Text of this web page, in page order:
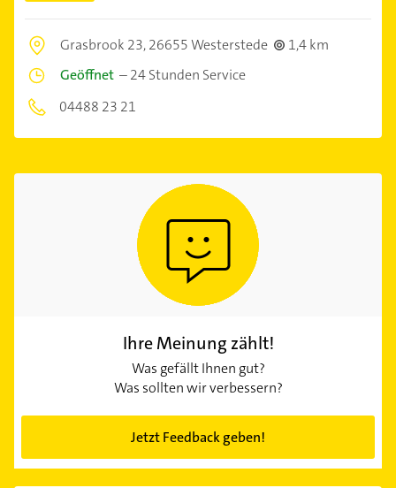
Grasbrook 23,26655 Westerstede
1,4 km
Geöffnet –24 Stunden Service
04488 23 21
Ihre Meinung zählt!
Was gefällt Ihnen gut?
Was sollten wir verbessern?
Jetzt Feedback geben!